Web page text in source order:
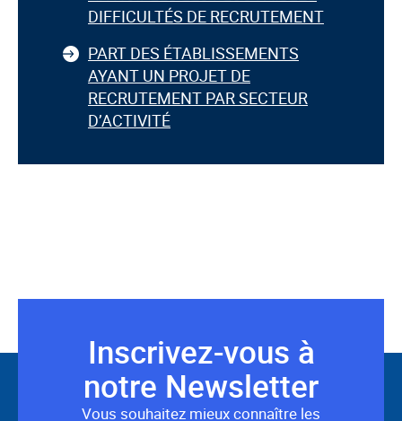
DIFFICULTÉS DE RECRUTEMENT
PART DES ÉTABLISSEMENTS
AYANT UN PROJET DE
RECRUTEMENT PAR SECTEUR
D’ACTIVITÉ
Suivez-Inscrivez-vous à
notre Newsletter
Vous souhaitez mieux connaître les